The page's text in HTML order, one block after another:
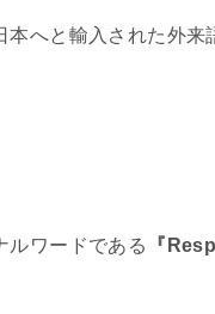
本へと輸入された外
ルワードである 『